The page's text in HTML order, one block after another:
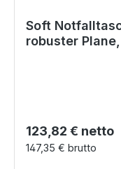
Soft
robuster
Regulärer Preis:
123,82 € netto
147,35 € brutto